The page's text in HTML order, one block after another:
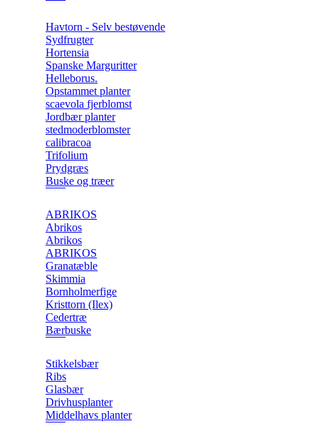
Havtorn - Selv bestøvende
Sydfrugter
Hortensia
Spanske Marguritter
Helleborus.
Opstammet planter
scaevola fjerblomst
Jordbær planter
stedmoderblomster
calibracoa
Trifolium
Prydgræs
Buske og træer
ABRIKOS
Abrikos
Abrikos
ABRIKOS
Granatæble
Skimmia
Bornholmerfige
Kristtorn (Ilex)
Cedertræ
Bærbuske
Stikkelsbær
Ribs
Glasbær
Drivhusplanter
Middelhavs planter